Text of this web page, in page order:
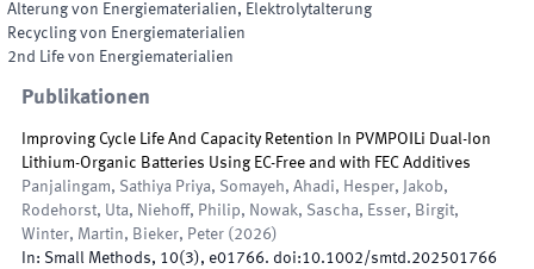
Alterung von Energiematerialien, Elektrolytalterung
Recycling von Energiematerialien
2nd Life von Energiematerialien
Publikationen
Improving Cycle Life And Capacity Retention In PVMPO‖Li Dual-Ion
Lithium-Organic Batteries Using EC-Free and with FEC Additives
Panjalingam, Sathiya Priya, Somayeh, Ahadi, Hesper, Jakob,
Rodehorst, Uta, Niehoff, Philip, Nowak, Sascha, Esser, Birgit,
Winter, Martin, Bieker, Peter ( 2026)
In: Small Methods, 10(3), e01766. doi:10.1002/smtd.202501766